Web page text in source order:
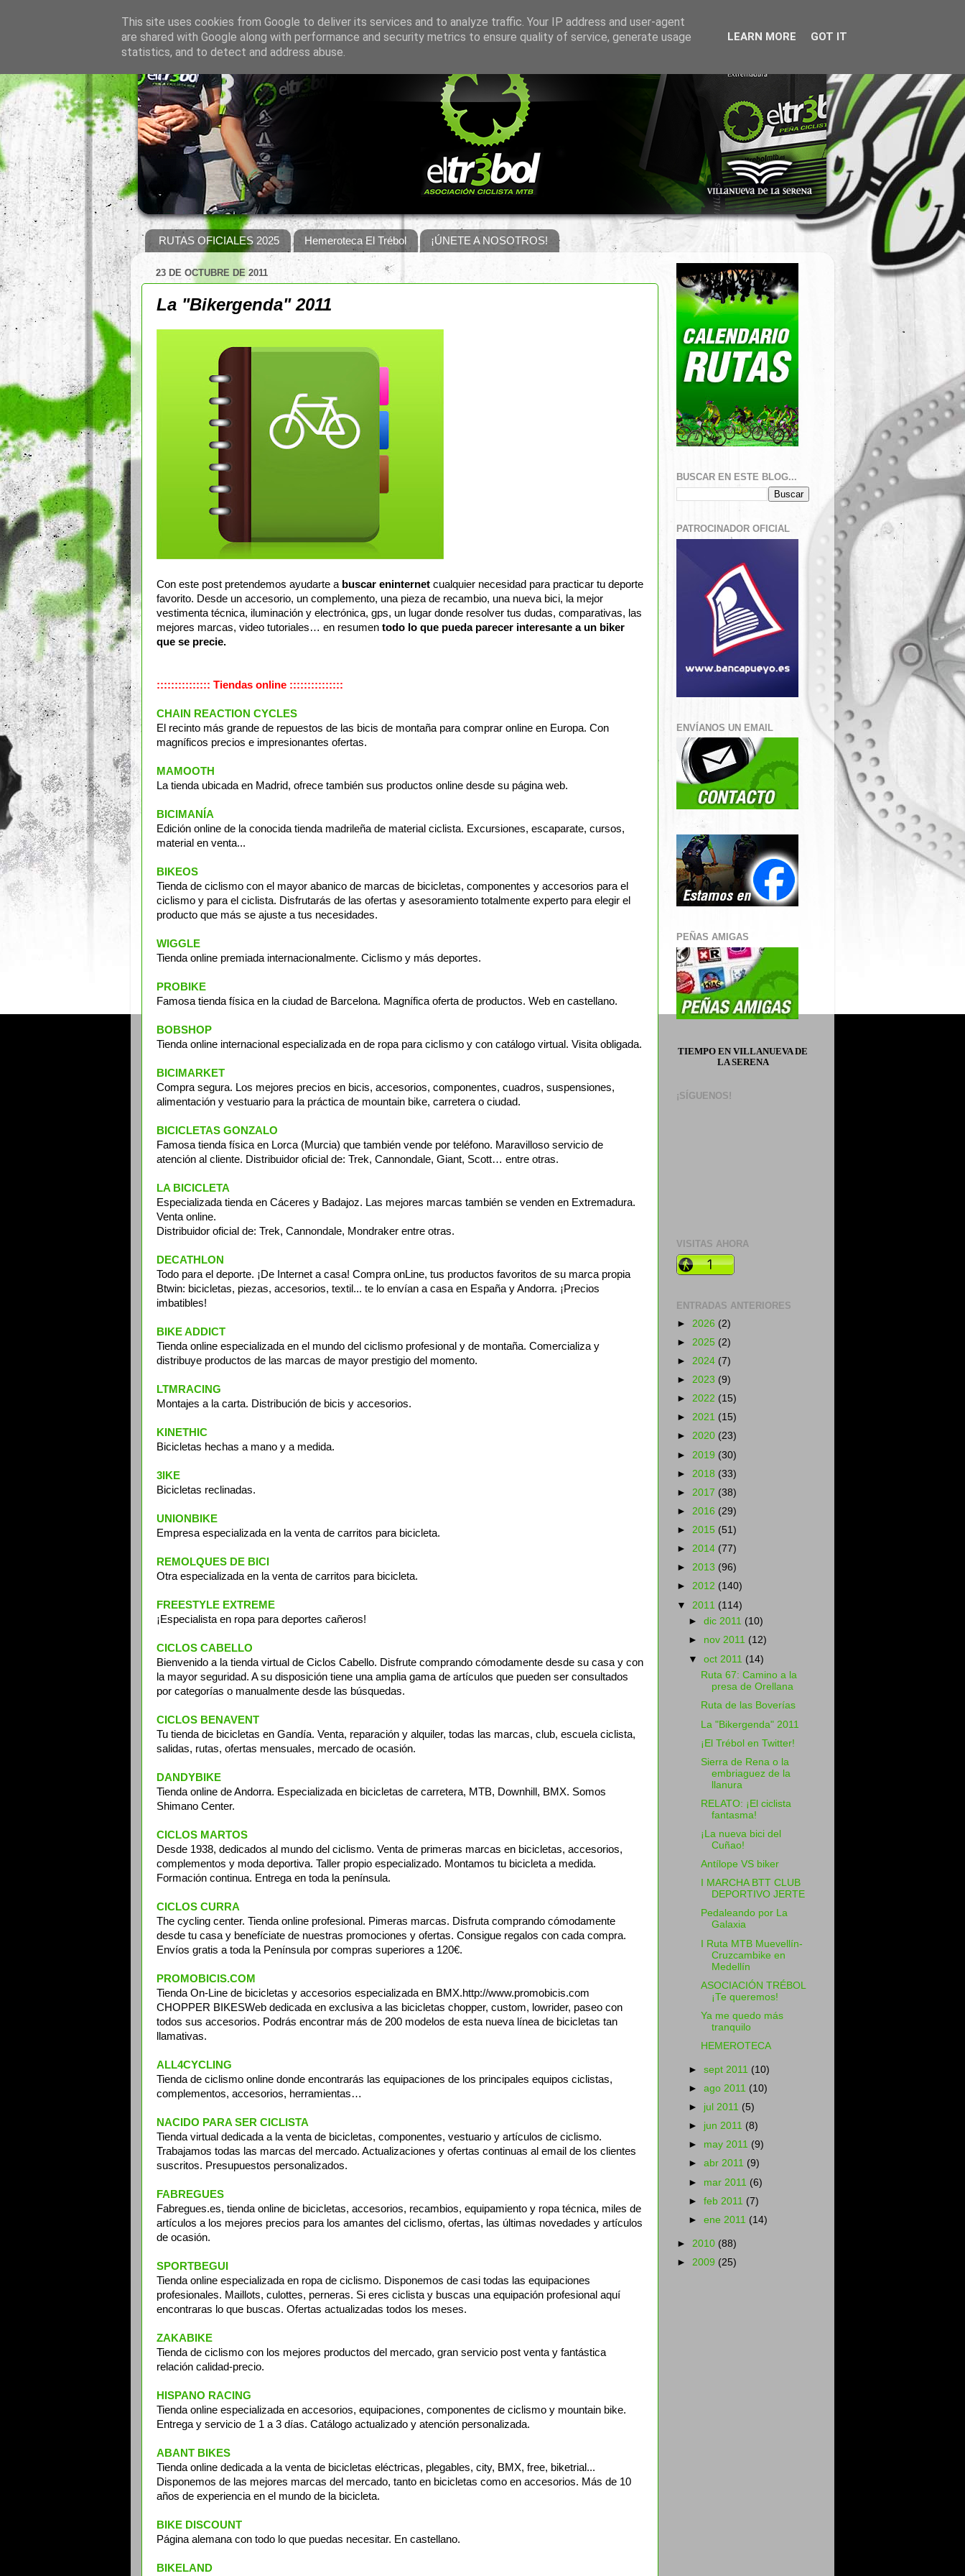
RUTAS OFICIALES 2025 Hemeroteca El Trébol ¡ÚNETE A NOSOTROS!
23 DE OCTUBRE DE 2011
La "Bikergenda" 2011
Con este post pretendemos ayudarte a buscar eninternet cualquier necesidad para practicar tu deporte
favorito. Desde un accesorio, un complemento, una pieza de recambio, una nueva bici, la mejor
vestimenta técnica, iluminación y electrónica, gps, un lugar donde resolver tus dudas, comparativas, las
mejores marcas, video tutoriales… en resumen todo lo que pueda parecer interesante a un biker
que se precie.
::::::::::::::: Tiendas online :::::::::::::::
CHAIN REACTION CYCLES
El recinto más grande de repuestos de las bicis de montaña para comprar online en Europa. Con
magníficos precios e impresionantes ofertas.
MAMOOTH
La tienda ubicada en Madrid, ofrece también sus productos online desde su página web.
BICIMANÍA
Edición online de la conocida tienda madrileña de material ciclista. Excursiones, escaparate, cursos,
material en venta...
BIKEOS
Tienda de ciclismo con el mayor abanico de marcas de bicicletas, componentes y accesorios para el
ciclismo y para el ciclista. Disfrutarás de las ofertas y asesoramiento totalmente experto para elegir el
producto que más se ajuste a tus necesidades.
WIGGLE
Tienda online premiada internacionalmente. Ciclismo y más deportes.
PROBIKE
Famosa tienda física en la ciudad de Barcelona. Magnífica oferta de productos. Web en castellano.
BOBSHOP
Tienda online internacional especializada en de ropa para ciclismo y con catálogo virtual. Visita obligada.
BICIMARKET
Compra segura. Los mejores precios en bicis, accesorios, componentes, cuadros, suspensiones,
alimentación y vestuario para la práctica de mountain bike, carretera o ciudad.
BICICLETAS GONZALO
Famosa tienda física en Lorca (Murcia) que también vende por teléfono. Maravilloso servicio de
atención al cliente. Distribuidor oficial de: Trek, Cannondale, Giant, Scott… entre otras.
LA BICICLETA
Especializada tienda en Cáceres y Badajoz. Las mejores marcas también se venden en Extremadura.
Venta online.
Distribuidor oficial de: Trek, Cannondale, Mondraker entre otras.
DECATHLON
Todo para el deporte. ¡De Internet a casa! Compra onLine, tus productos favoritos de su marca propia
Btwin: bicicletas, piezas, accesorios, textil... te lo envían a casa en España y Andorra. ¡Precios
imbatibles!
BIKE ADDICT
Tienda online especializada en el mundo del ciclismo profesional y de montaña. Comercializa y
distribuye productos de las marcas de mayor prestigio del momento.
LTMRACING
Montajes a la carta. Distribución de bicis y accesorios.
KINETHIC
Bicicletas hechas a mano y a medida.
3IKE
Bicicletas reclinadas.
UNIONBIKE
Empresa especializada en la venta de carritos para bicicleta.
REMOLQUES DE BICI
Otra especializada en la venta de carritos para bicicleta.
FREESTYLE EXTREME
¡Especialista en ropa para deportes cañeros!
CICLOS CABELLO
Bienvenido a la tienda virtual de Ciclos Cabello. Disfrute comprando cómodamente desde su casa y con
la mayor seguridad. A su disposición tiene una amplia gama de artículos que pueden ser consultados
por categorías o manualmente desde las búsquedas.
CICLOS BENAVENT
Tu tienda de bicicletas en Gandía. Venta, reparación y alquiler, todas las marcas, club, escuela ciclista,
salidas, rutas, ofertas mensuales, mercado de ocasión.
DANDYBIKE
Tienda online de Andorra. Especializada en bicicletas de carretera, MTB, Downhill, BMX. Somos
Shimano Center.
CICLOS MARTOS
Desde 1938, dedicados al mundo del ciclismo. Venta de primeras marcas en bicicletas, accesorios,
complementos y moda deportiva. Taller propio especializado. Montamos tu bicicleta a medida.
Formación continua. Entrega en toda la península.
CICLOS CURRA
The cycling center. Tienda online profesional. Pimeras marcas. Disfruta comprando cómodamente
desde tu casa y benefíciate de nuestras promociones y ofertas. Consigue regalos con cada compra.
Envíos gratis a toda la Península por compras superiores a 120€.
PROMOBICIS.COM
Tienda On-Line de bicicletas y accesorios especializada en BMX. http://www.promobicis.com
CHOPPER BIKES Web dedicada en exclusiva a las bicicletas chopper, custom, lowrider, paseo con
todos sus accesorios. Podrás encontrar más de 200 modelos de esta nueva línea de bicicletas tan
llamativas.
ALL4CYCLING
Tienda de ciclismo online donde encontrarás las equipaciones de los principales equipos ciclistas,
complementos, accesorios, herramientas…
NACIDO PARA SER CICLISTA
Tienda virtual dedicada a la venta de bicicletas, componentes, vestuario y artículos de ciclismo.
Trabajamos todas las marcas del mercado. Actualizaciones y ofertas continuas al email de los clientes
suscritos. Presupuestos personalizados.
FABREGUES
Fabregues.es, tienda online de bicicletas, accesorios, recambios, equipamiento y ropa técnica, miles de
artículos a los mejores precios para los amantes del ciclismo, ofertas, las últimas novedades y artículos
de ocasión.
SPORTBEGUI
Tienda online especializada en ropa de ciclismo. Disponemos de casi todas las equipaciones
profesionales. Maillots, culottes, perneras. Si eres ciclista y buscas una equipación profesional aquí
encontraras lo que buscas. Ofertas actualizadas todos los meses.
ZAKABIKE
Tienda de ciclismo con los mejores productos del mercado, gran servicio post venta y fantástica
relación calidad-precio.
HISPANO RACING
Tienda online especializada en accesorios, equipaciones, componentes de ciclismo y mountain bike.
Entrega y servicio de 1 a 3 días. Catálogo actualizado y atención personalizada.
ABANT BIKES
Tienda online dedicada a la venta de bicicletas eléctricas, plegables, city, BMX, free, biketrial...
Disponemos de las mejores marcas del mercado, tanto en bicicletas como en accesorios. Más de 10
años de experiencia en el mundo de la bicicleta.
BIKE DISCOUNT
Página alemana con todo lo que puedas necesitar. En castellano.
BIKELAND
BUSCAR EN ESTE BLOG...
PATROCINADOR OFICIAL
ENVÍANOS UN EMAIL
PEÑAS AMIGAS
TIEMPO EN VILLANUEVA DE
LA SERENA
¡SÍGUENOS!
VISITAS AHORA
ENTRADAS ANTERIORES
► 2026 (2)
► 2025 (2)
► 2024 (7)
► 2023 (9)
► 2022 (15)
► 2021 (15)
► 2020 (23)
► 2019 (30)
► 2018 (33)
► 2017 (38)
► 2016 (29)
► 2015 (51)
► 2014 (77)
► 2013 (96)
► 2012 (140)
▼ 2011 (114)
►dic 2011 (10)
► nov 2011 (12)
▼oct 2011 (14)
Ruta 67: Camino a la
presa de Orellana
Ruta de las Boverías
La "Bikergenda" 2011
¡El Trébol en Twitter!
Sierra de Rena o la
embriaguez de la
llanura
RELATO: ¡El ciclista
fantasma!
¡La nueva bici del
Cuñao!
Antílope VS biker
I MARCHA BTT CLUB
DEPORTIVO JERTE
Pedaleando por La
Galaxia
I Ruta MTB Muevellín-
Cruzcambike en
Medellín
ASOCIACIÓN TRÉBOL
¡Te queremos!
Ya me quedo más
tranquilo
HEMEROTECA
►sept 2011 (10)
►ago 2011 (10)
► jul 2011 (5)
► jun 2011 (8)
► may 2011 (9)
►abr 2011 (9)
► mar 2011 (6)
►feb 2011 (7)
►ene 2011 (14)
► 2010 (88)
► 2009 (25)
This site uses cookies from Google to deliver its services and to analyze traffic. Your IP address and user-agent
are shared with Google along with performance and security metrics to ensure quality of service, generate usage
statistics, and to detect and address abuse.
LEARN MORE GOT IT